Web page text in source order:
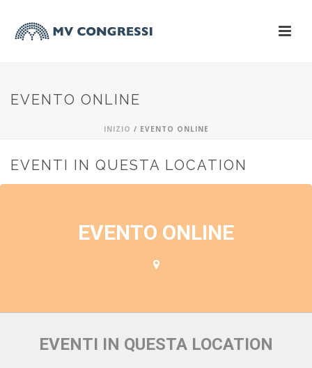
EVENTO ONLINE
INIZIO / EVENTO ONLINE
EVENTI IN QUESTA LOCATION
EVENTO ONLINE
EVENTI IN QUESTA LOCATION